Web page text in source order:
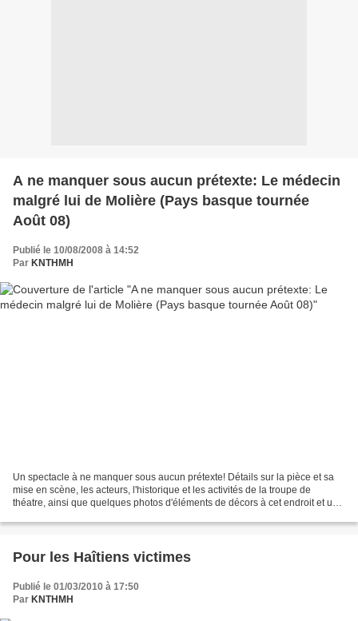
A ne manquer sous aucun prétexte: Le médecin
malgré lui de Molière (Pays basque tournée
Août 08)
Publié le 10/08/2008 à 14:52
Par KNTHMH
Un spectacle à ne manquer sous aucun prétexte! Détails sur la pièce et sa
mise en scène, les acteurs, l'historique et les activités de la troupe de
théatre, ainsi que quelques photos d'éléments de décors à cet endroit et un
Pour les Haîtiens victimes
Publié le 01/03/2010 à 17:50
Par KNTHMH